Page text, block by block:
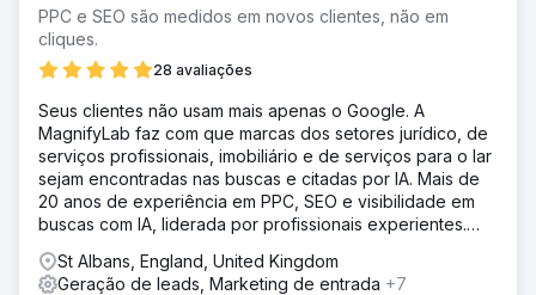
PPC e SEO são medidos em novos clientes, não em
cliques.
28 avaliações
Seus clientes não usam mais apenas o Google. A
MagnifyLab faz com que marcas dos setores jurídico, de
serviços profissionais, imobiliário e de serviços para o lar
sejam encontradas nas buscas e citadas por IA. Mais de
20 anos de experiência em PPC, SEO e visibilidade em
buscas com IA, liderada por profissionais experientes.
St Albans, England, United Kingdom
Geração de leads, Marketing de entrada +7